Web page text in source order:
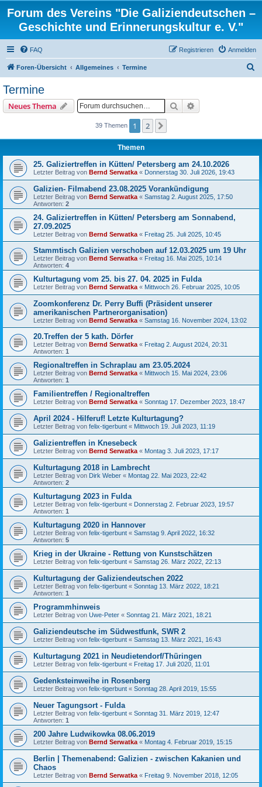
Forum des Vereins "Die Galiziendeutschen –
Geschichte und Erinnerungskultur e. V."
FAQ Anmelden
Registrieren
Foren-Übersicht Allgemeines Termine
Termine
Neues Thema Suche
39 Themen 1 2
Themen
25. Galiziertreffen in Kütten/ Petersberg am 24.10.2026
Letzter Beitrag von Bernd Serwatka « Donnerstag 30. Juli 2026, 19:43
Galizien- Filmabend 23.08.2025 Vorankündigung
Letzter Beitrag von Bernd Serwatka « Samstag 2. August 2025, 17:50
Antworten: 2
24. Galiziertreffen in Kütten/ Petersberg am Sonnabend,
27.09.2025
Letzter Beitrag von Bernd Serwatka « Freitag 25. Juli 2025, 10:45
Stammtisch Galizien verschoben auf 12.03.2025 um 19 Uhr
Letzter Beitrag von Bernd Serwatka « Freitag 16. Mai 2025, 10:14
Antworten: 4
Kulturtagung vom 25. bis 27. 04. 2025 in Fulda
Letzter Beitrag von Bernd Serwatka « Mittwoch 26. Februar 2025, 10:05
Zoomkonferenz Dr. Perry Buffi (Präsident unserer
amerikanischen Partnerorganisation)
Letzter Beitrag von Bernd Serwatka « Samstag 16. November 2024, 13:02
20.Treffen der 5 kath. Dörfer
Letzter Beitrag von Bernd Serwatka « Freitag 2. August 2024, 20:31
Antworten: 1
Regionaltreffen in Schraplau am 23.05.2024
Letzter Beitrag von Bernd Serwatka « Mittwoch 15. Mai 2024, 23:06
Antworten: 1
Familientreffen / Regionaltreffen
Letzter Beitrag von Bernd Serwatka « Sonntag 17. Dezember 2023, 18:47
April 2024 - Hilferuf! Letzte Kulturtagung?
Letzter Beitrag von felix-tigerbunt « Mittwoch 19. Juli 2023, 11:19
Galizientreffen in Knesebeck
Letzter Beitrag von Bernd Serwatka « Montag 3. Juli 2023, 17:17
Kulturtagung 2018 in Lambrecht
Letzter Beitrag von Dirk Weber « Montag 22. Mai 2023, 22:42
Antworten: 2
Kulturtagung 2023 in Fulda
Letzter Beitrag von felix-tigerbunt « Donnerstag 2. Februar 2023, 19:57
Antworten: 1
Kulturtagung 2020 in Hannover
Letzter Beitrag von felix-tigerbunt « Samstag 9. April 2022, 16:32
Antworten: 5
Krieg in der Ukraine - Rettung von Kunstschätzen
Letzter Beitrag von felix-tigerbunt « Samstag 26. März 2022, 22:13
Kulturtagung der Galiziendeutschen 2022
Letzter Beitrag von felix-tigerbunt « Sonntag 13. März 2022, 18:21
Antworten: 1
Programmhinweis
Letzter Beitrag von Uwe-Peter « Sonntag 21. März 2021, 18:21
Galiziendeutsche im Südwestfunk, SWR 2
Letzter Beitrag von felix-tigerbunt « Samstag 13. März 2021, 16:43
Kulturtagung 2021 in Neudietendorf/Thüringen
Letzter Beitrag von felix-tigerbunt « Freitag 17. Juli 2020, 11:01
Gedenksteinweihe in Rosenberg
Letzter Beitrag von felix-tigerbunt « Sonntag 28. April 2019, 15:55
Neuer Tagungsort - Fulda
Letzter Beitrag von felix-tigerbunt « Sonntag 31. März 2019, 12:47
Antworten: 1
200 Jahre Ludwikowka 08.06.2019
Letzter Beitrag von Bernd Serwatka « Montag 4. Februar 2019, 15:15
Berlin | Themenabend: Galizien - zwischen Kakanien und
Chaos
Letzter Beitrag von Bernd Serwatka « Freitag 9. November 2018, 12:05